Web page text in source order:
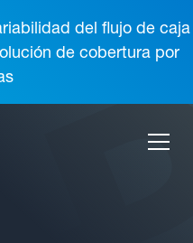
del flujo de caja
de cobertura por